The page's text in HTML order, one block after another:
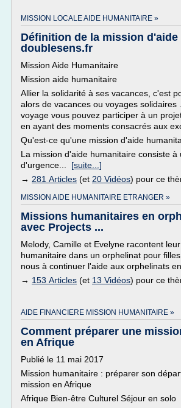
MISSION LOCALE AIDE HUMANITAIRE »
Définition de la mission
doublesens.fr
Mission Aide Humanitaire
Mission aide humanitaire
Allier la solidarité à ses vacances, c'est
alors de vacances ou voyages solidaires
voyage vous pouvez participer à un
en ayant des moments consacrés aux
Qu'est-ce qu'une mission d'aide
La mission d'aide humanitaire consiste à
d'urgence... [suite...]
→ 281 Articles (et 20 Vidéos) pour ce
MISSION AIDE HUMANITAIRE ETRANGER »
Missions humanitaires en
avec Projects ...
Melody, Camille et Evelyne racontent
humanitaire dans un orphelinat pour
nous à continuer l'aide aux orphelinats
→ 153 Articles (et 13 Vidéos) pour ce
AIDE FINANCIERE MISSION HUMANITAIRE »
Comment préparer une
en Afrique
Publié le 11 mai 2017
Mission humanitaire : préparer son
mission en Afrique
Afrique Bien-être Culturel Séjour en solo